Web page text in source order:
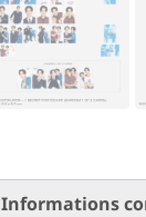
Informations